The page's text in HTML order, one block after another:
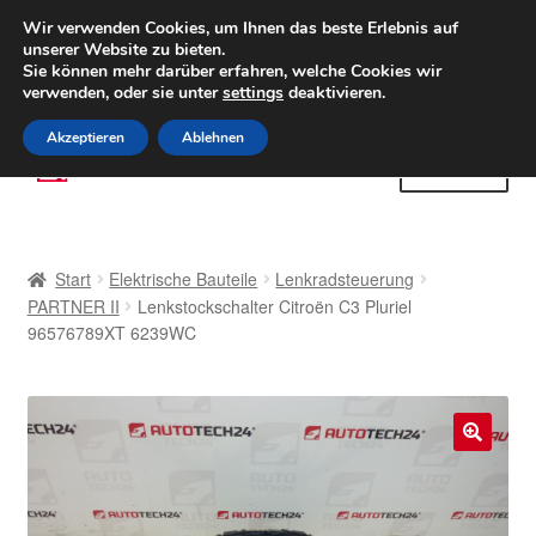
LIEFERUNG ab 6 EUR
Weltweiter Versand
(800) 500 564Mo-Fr 9-16 Uhr
Zur
Navigation
Zum
Inhalt
AGB
Beschwerdeordnung
Start Elektrische Bauteile
Lenkradsteuerung
PARTNER II
Lenkstockschalter Citroën C3 Pluriel
96576789XT 6239WC
Wir verwenden Cookies, um Ihnen das beste Erlebnis auf
unserer Website zu bieten.
Sie können mehr darüber erfahren, welche Cookies wir
verwenden, oder sie untersettings deaktivieren.
Akzeptieren Ablehnen